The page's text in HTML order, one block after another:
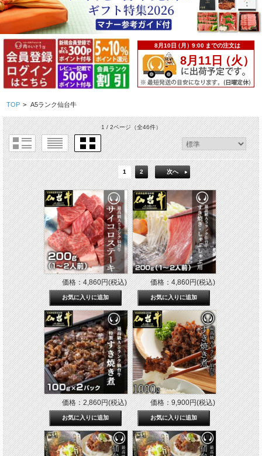
TOP > A5ランク仙台牛
1 / 2ページ（全46件）
1 2 次へ
価格：4,860円(税込) 価格：4,860円(税込)
価格：2,860円(税込) 価格：9,900円(税込)